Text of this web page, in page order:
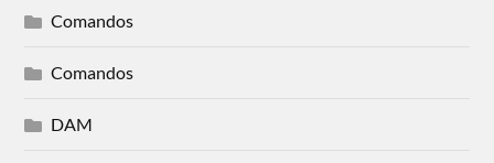
Comandos
Comandos
DAM